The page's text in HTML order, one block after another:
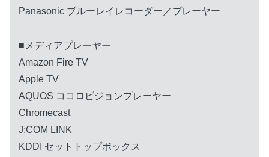
Panasonic ブルーレイレコーダー／プレーヤー
■メディアプレーヤー
Amazon Fire TV
Apple TV
AQUOS ココロビジョンプレーヤー
Chromecast
J:COM LINK
KDDI セットトップボックス